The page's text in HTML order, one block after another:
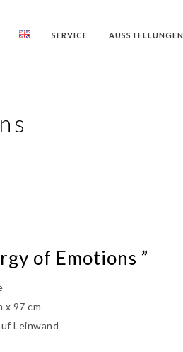
SERVICE AUSSTELLUNGEN
of Emotions ”
x 97 cm
Leinwand